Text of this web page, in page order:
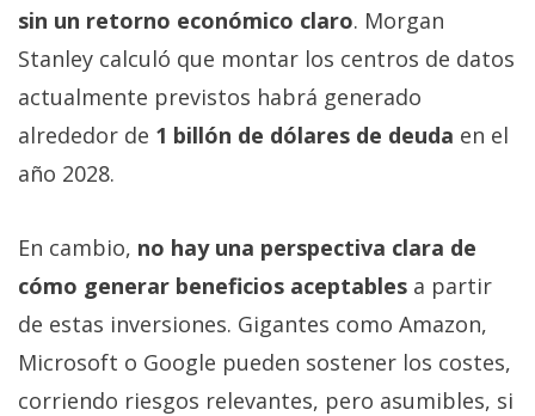
sin un retorno económico claro. Morgan
Stanley calculó que montar los centros de datos
actualmente previstos habrá generado
alrededor de 1 billón de dólares de deuda en el
año 2028.
En cambio, no hay una perspectiva clara de
cómo generar beneficios aceptables a partir
de estas inversiones. Gigantes como Amazon,
Microsoft o Google pueden sostener los costes,
corriendo riesgos relevantes, pero asumibles, si